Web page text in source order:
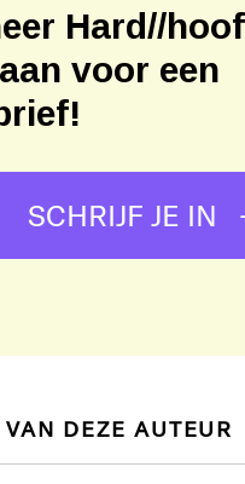
Hard//
voor een
SCHRIJF JE IN
DEZE AUTEUR